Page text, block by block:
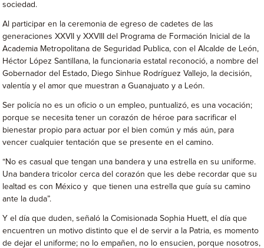
sociedad.
Al participar en la ceremonia de egreso de cadetes de las
generaciones XXVII y XXVIII del Programa de Formación Inicial de la
Academia Metropolitana de Seguridad Publica, con el Alcalde de León,
Héctor López Santillana, la funcionaria estatal reconoció, a nombre del
Gobernador del Estado, Diego Sinhue Rodríguez Vallejo, la decisión,
valentía y el amor que muestran a Guanajuato y a León.
Ser policía no es un oficio o un empleo, puntualizó, es una vocación;
porque se necesita tener un corazón de héroe para sacrificar el
bienestar propio para actuar por el bien común y más aún, para
vencer cualquier tentación que se presente en el camino.
“No es casual que tengan una bandera y una estrella en su uniforme.
Una bandera tricolor cerca del corazón que les debe recordar que su
lealtad es con México y que tienen una estrella que guía su camino
ante la duda”.
Y el día que duden, señaló la Comisionada Sophia Huett, el día que
encuentren un motivo distinto que el de servir a la Patria, es momento
de dejar el uniforme; no lo empañen, no lo ensucien, porque nosotros,